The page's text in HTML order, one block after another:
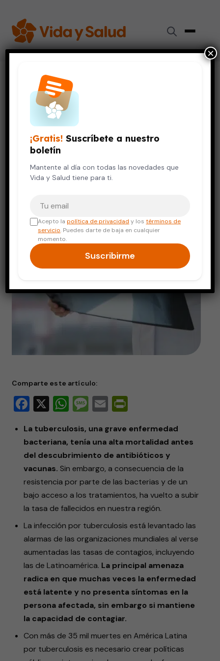
Respiración y Pulmones
Tuberculosis: ¡no bajemos la guardia!
RESPIRACIÓN Y PULMONES
Tuberculosis: ¡no bajemos la
guardia!
22 de mayo, 2024 6 min de lectura
Comparte este artículo:
Facebook
X WhatsApp
Message
Email
La tuberculosis, una grave enfermedad
bacteriana, tenía una alta mortalidad antes
del descubrimiento de antibióticos y
vacunas. Sin embargo, a consecuencia de la
resistencia por parte de las bacterias y de un
bajo acceso a los tratamientos, ha vuelto a subir
la tasa de fallecidos en nuestra región.
La infección por tuberculosis está levantado las
alarmas de las organizaciones mundiales al verse
aumentadas las tasas de contagios, incluyendo
las de Latinoamérica. La principal amenaza
radica en que muchas veces la enfermedad
está latente y no presenta síntomas en la
persona afectada, sin embargo si mantiene
la capacidad de contagiar.
Con más de 35 mil muertes en América Latina
por tuberculosis es necesario crear políticas
¡Gratis! Suscríbete a nuestro
boletín
Mantente al día con todas las novedades que
Vida y Salud tiene para ti.
Acepto lapolítica de privacidad y lostérminos de
servicio. Puedes darte de baja en cualquier
momento.
Suscribirme
×